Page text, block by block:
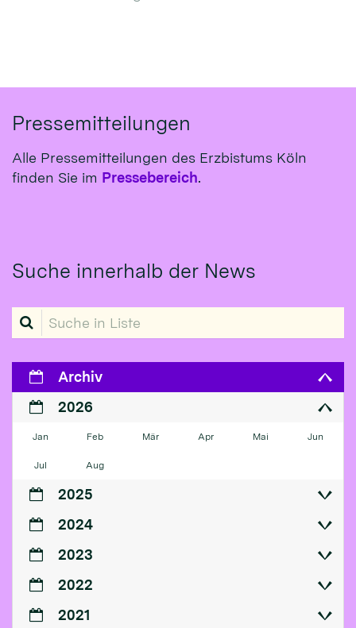
Pressemitteilungen
Alle Pressemitteilungen des Erzbistums Köln
finden Sie im Pressebereich.
Suche innerhalb der News
Suche in Liste
Archiv
2026
Jan Feb Mär Apr Mai Jun
Jul Aug
2025
2024
2023
2022
2021